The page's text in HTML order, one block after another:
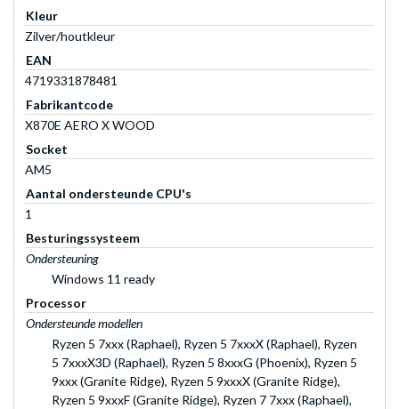
Kleur
Zilver/houtkleur
EAN
4719331878481
Fabrikantcode
X870E AERO X WOOD
Socket
AM5
Aantal ondersteunde CPU's
1
Besturingssysteem
Ondersteuning
Windows 11 ready
Processor
Ondersteunde modellen
Ryzen 5 7xxx (Raphael), Ryzen 5 7xxxX (Raphael), Ryzen
5 7xxxX3D (Raphael), Ryzen 5 8xxxG (Phoenix), Ryzen 5
9xxx (Granite Ridge), Ryzen 5 9xxxX (Granite Ridge),
Ryzen 5 9xxxF (Granite Ridge), Ryzen 7 7xxx (Raphael),